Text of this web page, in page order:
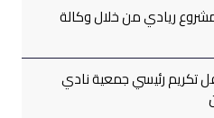
ريادي من خلال وكالة
رئيسي جمعية نادي